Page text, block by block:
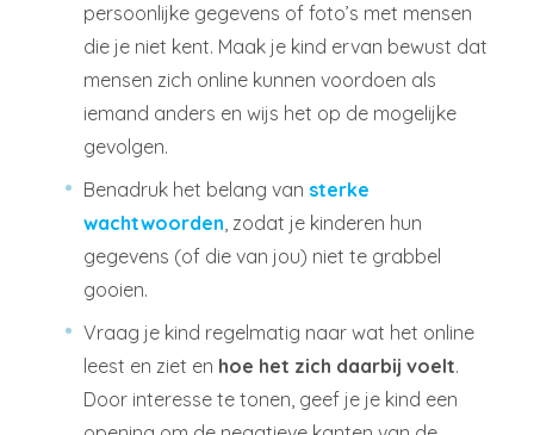
persoonlijke gegevens of foto’s met mensen
die je niet kent. Maak je kind ervan bewust dat
mensen zich online kunnen voordoen als
iemand anders en wijs het op de mogelijke
gevolgen.
Benadruk het belang van sterke
wachtwoorden, zodat je kinderen hun
gegevens (of die van jou) niet te grabbel
gooien.
Vraag je kind regelmatig naar wat het online
leest en ziet en hoe het zich daarbij voelt.
Door interesse te tonen, geef je je kind een